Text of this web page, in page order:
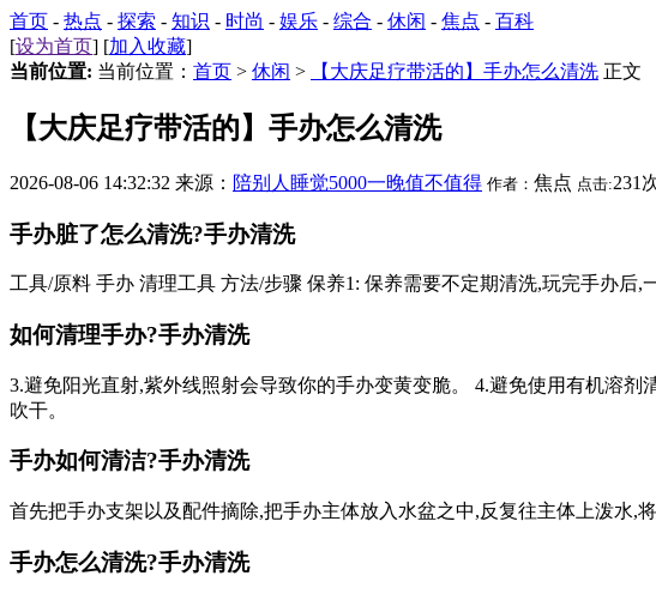
首页 - 热点 - 探索 - 知识 - 时尚 - 娱乐 - 综合 - 休闲 - 焦点 - 百科
[设为首页] [加入收藏]
当前位置: 当前位置： 首页 > 休闲 > 【大庆足疗带活的】手办怎么清洗 正文
【大庆足疗带活的】手办怎么清洗
2026-08-06 14:32:32 来源： 陪别人睡觉5000一晚值不值得 作者： 焦点 点击:231
手办脏了怎么清洗?手办清洗
工具/原料 手办 清理工具 方法/步骤 保养1: 保养需要不定期清洗,玩完手办后
如何清理手办?手办清洗
3.避免阳光直射,紫外线照射会导致你的手办变黄变脆。 4.避免使用有机溶
吹干。
手办如何清洁?手办清洗
首先把手办支架以及配件摘除,把手办主体放入水盆之中,反复往主体上泼水,
手办怎么清洗?手办清洗